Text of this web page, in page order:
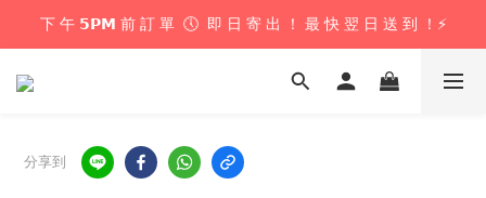
下 午 𝟱𝗣𝗠 前 訂 單  🕔  即 日 寄 出 ！ 最 快 翌 日 送 到 ！⚡️
下 午 𝟱𝗣𝗠 前 訂 單  🕔  即 日 寄 出 ！ 最 快 翌 日 送 到 ！⚡️
📦 購 物 滿 $𝟲𝟬𝟬 即 享 免 運 優 惠 ！ (公仔花束商品除外) 📦
下 午 𝟱𝗣𝗠 前 訂 單  🕔  即 日 寄 出 ！ 最 快 翌 日 送 到 ！⚡️
分享到